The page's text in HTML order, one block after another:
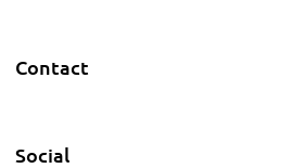
Contact
Social